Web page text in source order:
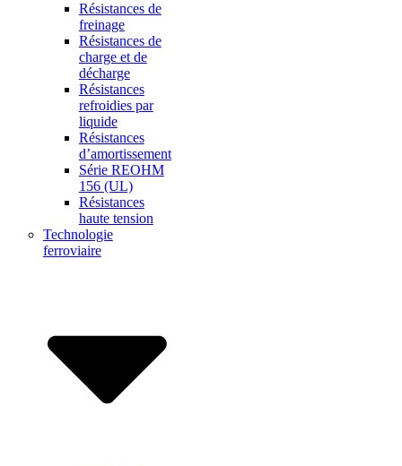
Résistances de
freinage
Résistances de
charge et de
décharge
Résistances
refroidies par
liquide
Résistances
d’amortissement
Série REOHM
156 (UL)
Résistances
haute tension
Technologie
ferroviaire